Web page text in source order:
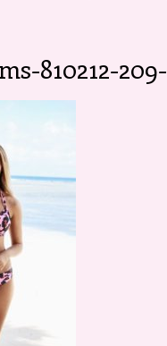
810212-